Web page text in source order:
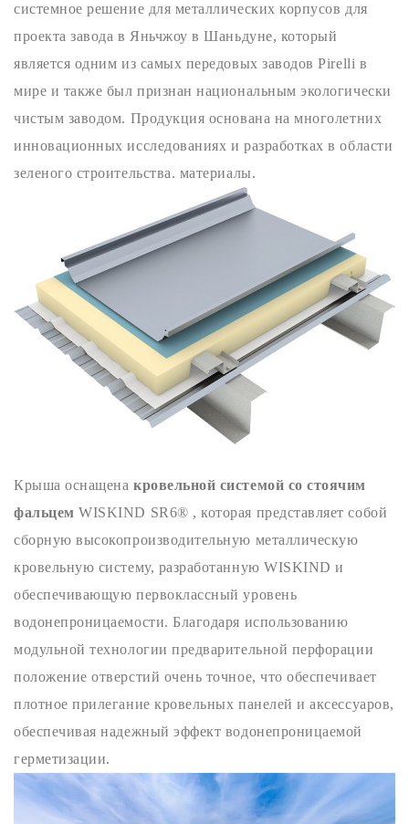
системное решение для металлических корпусов для
проекта завода в Яньчжоу в Шаньдуне, который
является одним из самых передовых заводов Pirelli в
мире и также был признан национальным экологически
чистым заводом. Продукция основана на многолетних
инновационных исследованиях и разработках в области
зеленого строительства. материалы.
Крыша оснащена кровельной системой со стоячим
фальцем WISKIND SR6® , которая представляет собой
сборную высокопроизводительную металлическую
кровельную систему, разработанную WISKIND и
обеспечивающую первоклассный уровень
водонепроницаемости. Благодаря использованию
модульной технологии предварительной перфорации
положение отверстий очень точное, что обеспечивает
плотное прилегание кровельных панелей и аксессуаров,
обеспечивая надежный эффект водонепроницаемой
герметизации.